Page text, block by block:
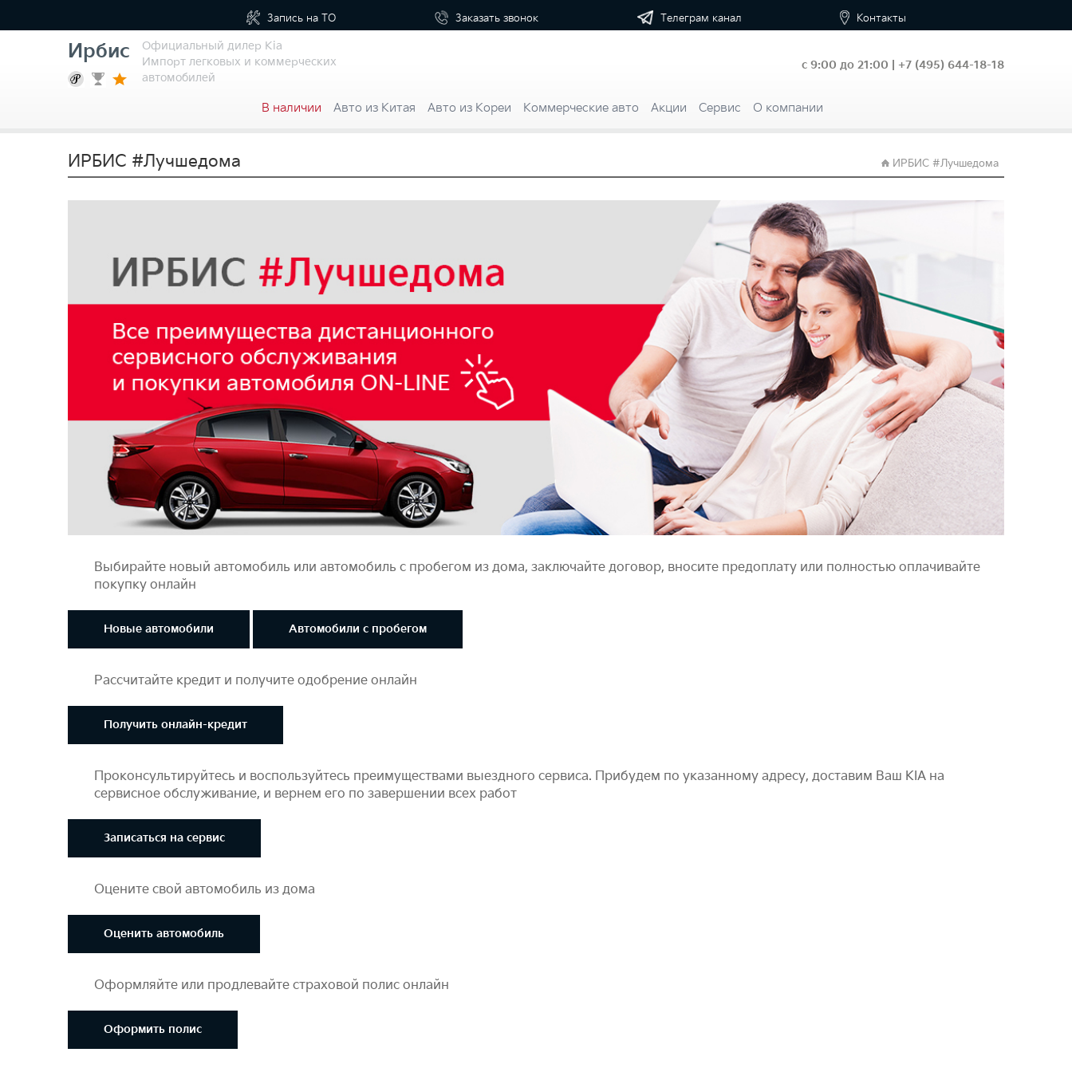
Запись на ТО Заказать звонок Телеграм канал Контакты
Ирбис
Официальный дилер Kia
Импорт легковых и коммерческих
автомобилей
с 9:00 до 21:00 | +7 (495) 644-18-18
В наличии Авто из Китая Авто из Кореи Коммерческие авто Акции Сервис О компании
ИРБИС #Лучшедома
ИРБИС #Лучшедома
Выбирайте новый автомобиль или автомобиль с пробегом из дома, заключайте договор, вносите предоплату или полностью оплачивайте
покупку онлайн
Новые автомобили Автомобили с пробегом
Рассчитайте кредит и получите одобрение онлайн
Получить онлайн-кредит
Проконсультируйтесь и воспользуйтесь преимуществами выездного сервиса. Прибудем по указанному адресу, доставим Ваш KIA на
сервисное обслуживание, и вернем его по завершении всех работ
Записаться на сервис
Оцените свой автомобиль из дома
Оценить автомобиль
Оформляйте или продлевайте страховой полис онлайн
Оформить полис